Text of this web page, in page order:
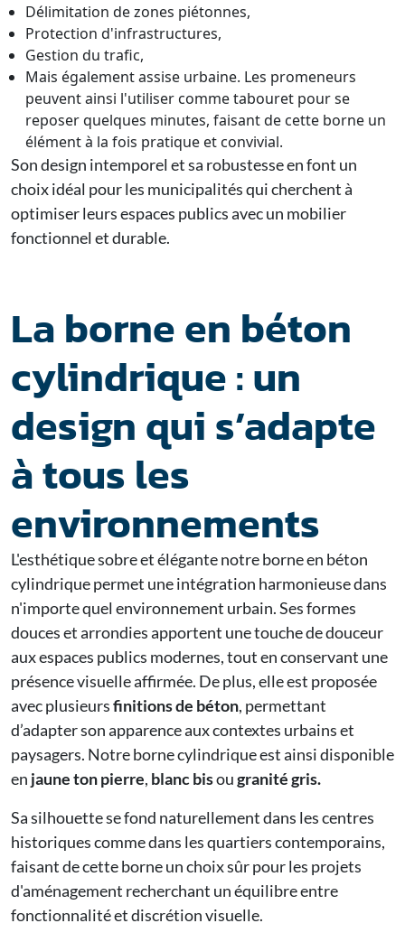
Délimitation de zones piétonnes,
Protection d'infrastructures,
Gestion du trafic,
Mais également assise urbaine. Les promeneurs
peuvent ainsi l'utiliser comme tabouret pour se
reposer quelques minutes, faisant de cette borne un
élément à la fois pratique et convivial.
Son design intemporel et sa robustesse en font un
choix idéal pour les municipalités qui cherchent à
optimiser leurs espaces publics avec un mobilier
fonctionnel et durable.
La borne en béton
cylindrique : un
design qui s’adapte
à tous les
environnements
L'esthétique sobre et élégante notre borne en béton
cylindrique permet une intégration harmonieuse dans
n'importe quel environnement urbain. Ses formes
douces et arrondies apportent une touche de douceur
aux espaces publics modernes, tout en conservant une
présence visuelle affirmée. De plus, elle est proposée
avec plusieursfinitions de béton, permettant
d’adapter son apparence aux contextes urbains et
paysagers. Notre borne cylindrique est ainsi disponible
en jaune ton pierre, blanc bisougranité gris.
Sa silhouette se fond naturellement dans les centres
historiques comme dans les quartiers contemporains,
faisant de cette borne un choix sûr pour les projets
d'aménagement recherchant un équilibre entre
fonctionnalité et discrétion visuelle.